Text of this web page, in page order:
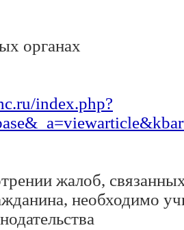
органах
index.php?
жалоб,
необходимо